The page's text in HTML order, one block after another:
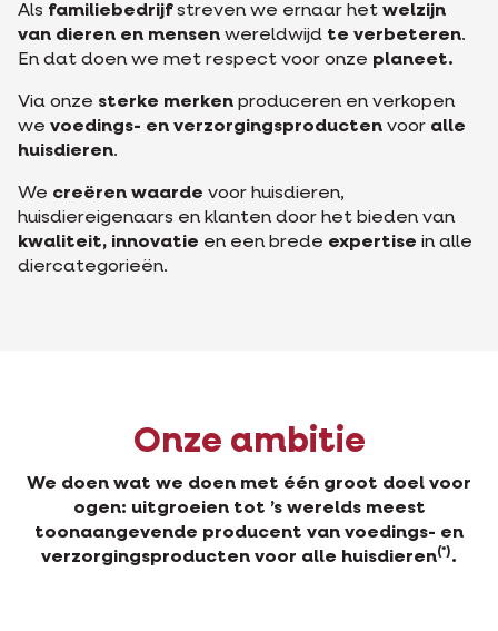
Als familiebedrijfstreven we ernaar het welzijn
van dieren en mensen wereldwijd te verbeteren.
En dat doen we met respect voor onze planeet.
Via onze sterke merken produceren en verkopen
we voedings- en verzorgingsproducten voor alle
huisdieren.
We creëren waarde voor huisdieren,
huisdiereigenaars en klanten door het bieden van
kwaliteit, innovatie en een brede expertise in alle
diercategorieën.
Onze ambitie
We doen wat we doen met één groot doel voor
ogen: uitgroeien tot ’s werelds meest
toonaangevende producent van voedings- en
verzorgingsproducten voor alle huisdieren(*).